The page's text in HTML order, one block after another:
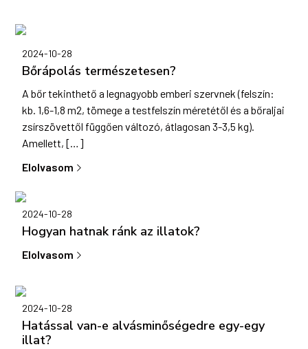
2024-10-28
Bőrápolás természetesen?
A bőr tekinthető a legnagyobb emberi szervnek (felszín:
kb. 1,6-1,8 m2, tömege a testfelszín méretétől és a bőraljai
zsírszövettől függően változó, átlagosan 3-3,5 kg).
Amellett, […]
Elolvasom
2024-10-28
Hogyan hatnak ránk az illatok?
Elolvasom
2024-10-28
Hatással van-e alvásminőségedre egy-egy
illat?